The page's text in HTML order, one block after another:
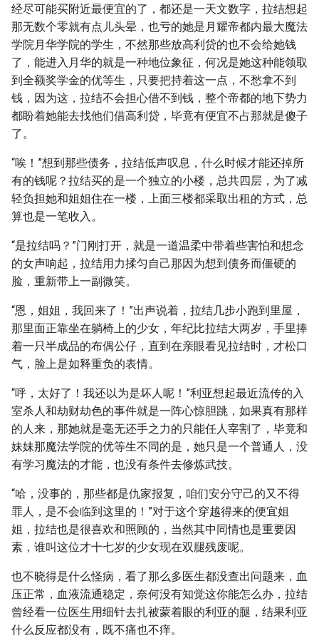
经尽可能买附近最便宜的了，都还是一天文数字，拉结想起
那无数个零就有点儿头晕，也亏的她是月耀帝都内最大魔法
学院月华学院的学生，不然那些放高利贷的也不会给她钱
了，能进入月华的就是一种地位象征，何况是她这种能领取
到全额奖学金的优等生，只要把持着这一点，不愁拿不到
钱，因为这，拉结不会担心借不到钱，整个帝都的地下势力
都盼着她能去找他们借高利贷，毕竟有便宜不占那就是傻子
了。
“唉！”想到那些债务，拉结低声叹息，什么时候才能还掉所
有的钱呢？拉结买的是一个独立的小楼，总共四层，为了减
轻负担她和姐姐住在一楼，上面三楼都采取出租的方式，总
算也是一笔收入。
“是拉结吗？”门刚打开，就是一道温柔中带着些害怕和想念
的女声响起，拉结用力揉匀自己那因为想到债务而僵硬的
脸，重新带上一副微笑。
“恩，姐姐，我回来了！”出声说着，拉结几步小跑到里屋，
那里面正靠坐在躺椅上的少女，年纪比拉结大两岁，手里捧
着一只半成品的布偶公仔，直到在亲眼看见拉结时，才松口
气，脸上是如释重负的表情。
“呼，太好了！我还以为是坏人呢！”利亚想起最近流传的入
室杀人和劫财劫色的事件就是一阵心惊胆跳，如果真有那样
的人来，那她就是毫无还手之力的只能任人宰割了，毕竟和
妹妹那魔法学院的优等生不同的是，她只是一个普通人，没
有学习魔法的才能，也没有条件去修炼武技。
“哈，没事的，那些都是仇家报复，咱们安分守己的又不得
罪人，是不会临到这里的！”对于这个穿越得来的便宜姐
姐，拉结也是很喜欢和照顾的，当然其中同情也是重要因
素，谁叫这位才十七岁的少女现在双腿残废呢。
也不晓得是什么怪病，看了那么多医生都没查出问题来，血
压正常，血液流通稳定，奈何没有知觉这你能怎么办，拉结
曾经看一位医生用细针去扎被蒙着眼的利亚的腿，结果利亚
什么反应都没有，既不痛也不痒。